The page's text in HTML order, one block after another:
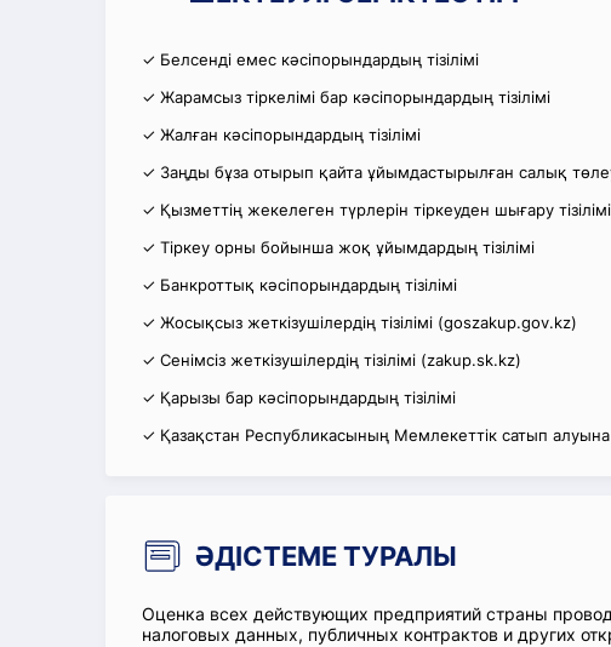
✓ Белсенді емес кәсіпорындардың тізілімі
✓ Жарамсыз тіркелімі бар кәсіпорындардың тізілімі
✓ Жалған кәсіпорындардың тізілімі
✓ Заңды бұза отырып қайта ұйымдастырылған салық
✓ Қызметтің жекелеген түрлерін тіркеуден шығару тізілімі
✓ Тіркеу орны бойынша жоқ ұйымдардың тізілімі
✓ Банкроттық кәсіпорындардың тізілімі
✓ Жосықсыз жеткізушілердің тізілімі (goszakup.gov.kz)
✓ Сенімсіз жеткізушілердің тізілімі (zakup.sk.kz)
✓ Қарызы бар кәсіпорындардың тізілімі
✓ Қазақстан Республикасының Мемлекеттік сатып
ӘДІСТЕМЕ ТУРАЛЫ
Оценка всех действующих предприятий страны
налоговых данных, публичных контрактов и других